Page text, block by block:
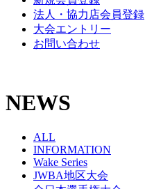
法人・協力店会員登録
大会エントリー
お問い合わせ
NEWS
ALL
INFORMATION
Wake Series
JWBA地区大会